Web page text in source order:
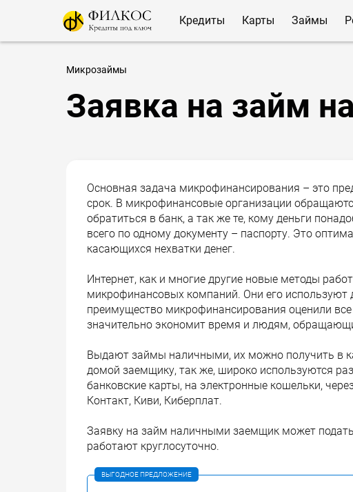
Кредиты Карты Займы
Микрозаймы
Заявка на займ
Основная задача микрофинансирования – это
срок. В микрофинансовые организации
обратиться в банк, а так же те, кому деньги
всего по одному документу – паспорту. Это
касающихся нехватки денег.
Интернет, как и многие другие новые методы
микрофинансовых компаний. Они его
преимущество микрофинансирования оценили
значительно экономит время и людям,
Выдают займы наличными, их можно получить в
домой заемщику, так же, широко используются
банковские карты, на электронные кошельки,
Контакт, Киви, Киберплат.
Заявку на займ наличными заемщик может
работают круглосуточно.
ВЫГОДНОЕ ПРЕДЛОЖЕНИЕ